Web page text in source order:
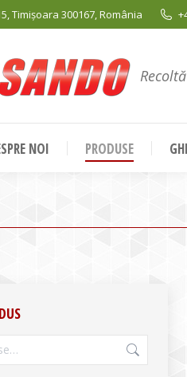
Timișoara 300167, România
NOI PRODUSE